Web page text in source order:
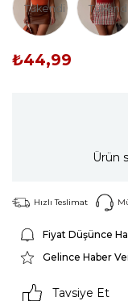
Tükendi Tükendi
₺44,99
Ürün
Hızlı Teslimat
Fiyat Düşünce
Gelince Haber
Tavsiye Et